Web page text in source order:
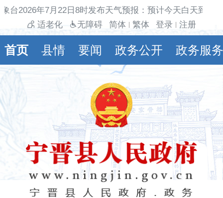
台2026年7月22日8时发布天气预报：预计今天白天到夜
适老化
无障碍 简体 繁体 登录 注册
首页 县情 要闻 政务公开 政务服务